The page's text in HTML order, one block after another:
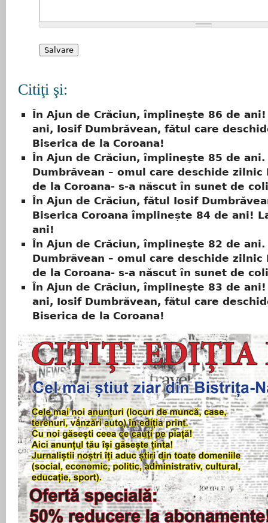
Citiţi şi:
În Ajun de Crăciun, împlineşte 86 de
ani, Iosif Dumbrăvean, fătul care
Biserica de la Coroana!
În Ajun de Crăciun, împlineşte 85 de
Dumbrăvean – omul care deschide zilnic
de la Coroana- s-a născut în sunet de
În Ajun de Crăciun, fătul Iosif
Biserica Coroana împlinește 84 de ani!
ani!
În Ajun de Crăciun, împlineşte 82 de
Dumbrăvean – omul care deschide zilnic
de la Coroana- s-a născut în sunet de
În Ajun de Crăciun, împlineşte 83 de
ani, Iosif Dumbrăvean, fătul care
Biserica de la Coroana!